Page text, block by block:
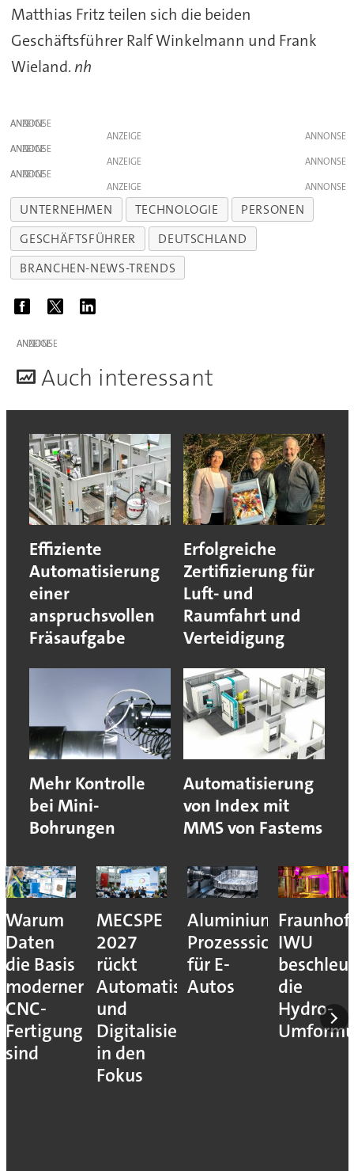
Matthias Fritz teilen sich die beiden
Geschäftsführer Ralf Winkelmann und Frank
Wieland. nh
ANZEIGE
ANZEIGE
ANZEIGE
ANZEIGE
ANZEIGE
ANZEIGE
UNTERNEHMEN TECHNOLOGIE
PERSONEN
GESCHÄFTSFÜHRER
DEUTSCHLAND
BRANCHEN-NEWS-TRENDS
ANZEIGE
Auch interessant
Effiziente
Automatisierung
einer
anspruchsvollen
Fräsaufgabe
Erfolgreiche
Zertifizierung für
Luft- und
Raumfahrt und
Verteidigung
Mehr Kontrolle
bei Mini-
Bohrungen
Automatisierung
von Index mit
MMS von Fastems
Warum
Daten
die Basis
moderner
CNC-
Fertigung
sind
MECSPE
2027
rückt
Automatisierung
und
Digitalisierung
in den
Fokus
Prozesssicher
für E-
Autos
IWU
die
Hydro-